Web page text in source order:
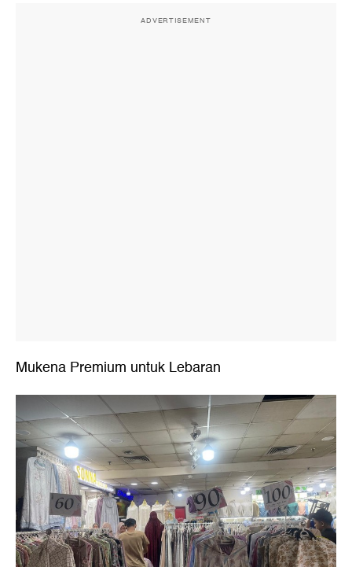
ADVERTISEMENT
Mukena Premium untuk Lebaran